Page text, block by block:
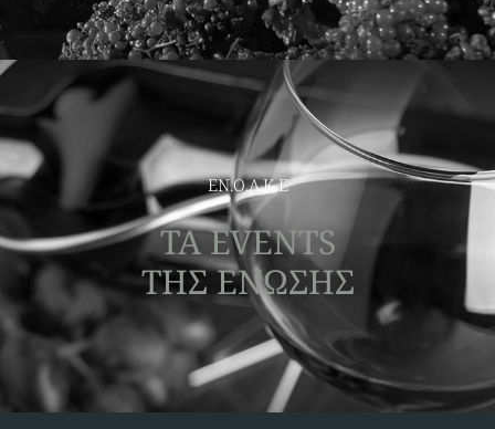
ΕΝ.Ο.Α.Κ.Ε
ΤΑ EVENTS
ΤΗΣ ΕΝΩΣΗΣ